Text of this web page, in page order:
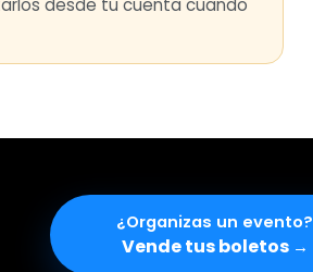
desde tu cuenta cuando
¿Organizas un evento
Vende tus boletos →